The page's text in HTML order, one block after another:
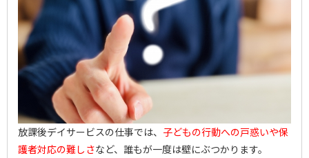
放課後デイサービスの仕事では、 子どもの行動への戸惑いや保
護者対応の難しさなど、誰もが一度は壁にぶつかります。